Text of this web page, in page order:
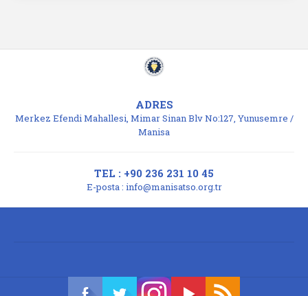
ADRES
Merkez Efendi Mahallesi, Mimar Sinan Blv No:127, Yunusemre /
Manisa
TEL : +90 236 231 10 45
E-posta : info@manisatso.org.tr